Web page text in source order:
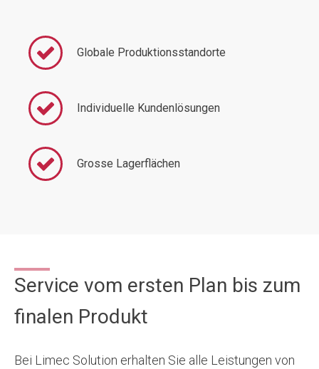
Globale Produktionsstandorte
Individuelle Kundenlösungen
Grosse Lagerflächen
Service vom ersten Plan bis zum
finalen Produkt
Bei Limec Solution erhalten Sie alle Leistungen von